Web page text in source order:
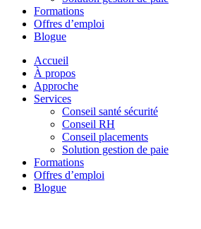
Formations
Offres d’emploi
Blogue
Accueil
À propos
Approche
Services
Conseil santé sécurité
Conseil RH
Conseil placements
Solution gestion de paie
Formations
Offres d’emploi
Blogue